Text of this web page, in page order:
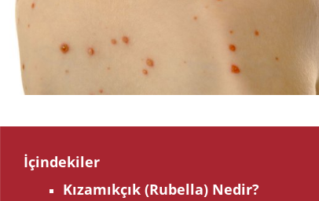
İçindekiler
Kızamıkçık (Rubella) Nedir?